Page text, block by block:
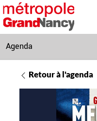
Gestion de vos préférences
Agenda
Retour à l'agenda